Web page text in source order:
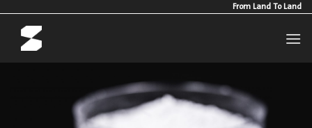
Skip
content
From Land To Land